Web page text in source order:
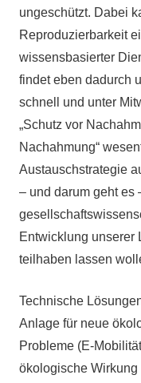
ungeschützt. Dabei
Reproduzierbarkeit
wissensbasierter
findet eben dadurch
schnell und unter
„Schutz vor
Nachahmung“
Austauschstrategie
– und darum geht es
Entwicklung unserer
teilhaben lassen
Technische
Anlage für neue
Probleme (E-
ökologische